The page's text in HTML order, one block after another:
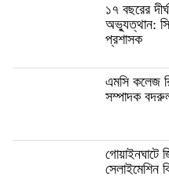
১৭ বছরের
অভ্যুত্থান:
প্রশাসক
এমসি কলেজ
সম্পাদক
সেলাইমেশিন